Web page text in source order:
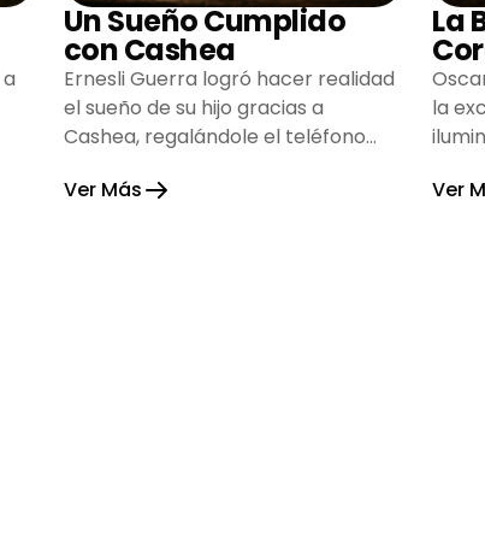
Un Sueño Cumplido
con Cashea
Ernesli Guerra logró hacer realidad
el sueño de su hijo gracias a
Cashea, regalándole el teléfono
alegría su hogar.
Ver Más
La
la
Ver